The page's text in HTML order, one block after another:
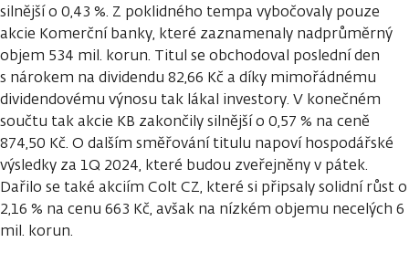
silnější o 0,43 %. Z poklidného tempa vybočovaly pouze
akcie Komerční banky, které zaznamenaly nadprůměrný
objem 534 mil. korun. Titul se obchodoval poslední den
s nárokem na dividendu 82,66 Kč a díky mimořádnému
dividendovému výnosu tak lákal investory. V konečném
součtu tak akcie KB zakončily silnější o 0,57 % na ceně
874,50 Kč. O dalším směřování titulu napoví hospodářské
výsledky za 1Q 2024, které budou zveřejněny v pátek.
Dařilo se také akciím Colt CZ, které si připsaly solidní růst o
2,16 % na cenu 663 Kč, avšak na nízkém objemu necelých 6
mil. korun.